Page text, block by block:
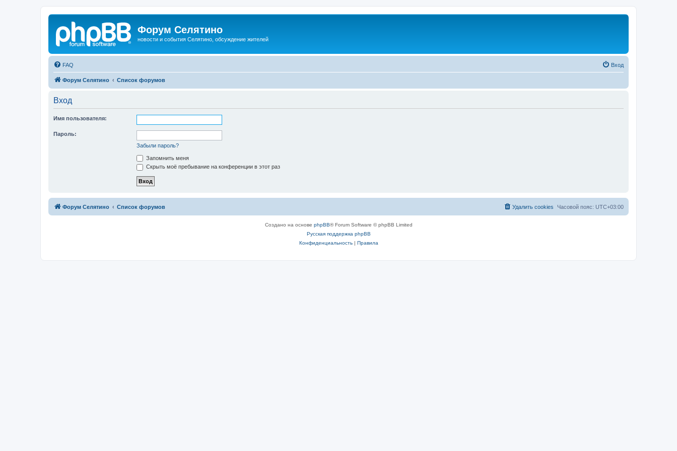
Форум Селятино
новости и события Селятино, обсуждение жителей
FAQ Вход
Форум Селятино Список форумов
Вход
Имя пользователя:
Пароль:
Забыли пароль?
Запомнить меня
Скрыть моё пребывание на конференции в этот раз
Форум Селятино Список форумов Часовой пояс: UTC+03:00
Удалить cookies
Создано на основе phpBB® Forum Software © phpBB Limited
Русская поддержка phpBB
Конфиденциальность| Правила